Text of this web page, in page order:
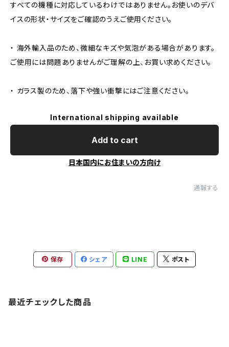
すべての機種に対応しているわけではありません。お使いのデバ
イスの形状・サイズをご確認のうえご使用ください。
・ 海外輸入品のため、微細なキズや気泡がある場合があります。
ご使用には問題ありませんがご理解の上、お買い求めください。
・ ガラス製のため、落下や強い衝撃にはご注意ください。
International shipping available
Add to cart
日本国内にお住まいの方向け
通報する
保存 シェア LINE ポスト
最近チェックした商品